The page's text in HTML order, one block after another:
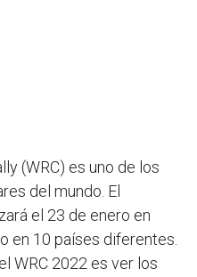
(WRC) es uno de los
del mundo. El
el 23 de enero en
en 10 países diferentes.
WRC 2022 es ver los